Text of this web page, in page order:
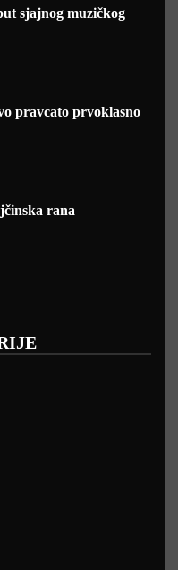
sjajnog muzičkog
pravcato prvoklasno
rana